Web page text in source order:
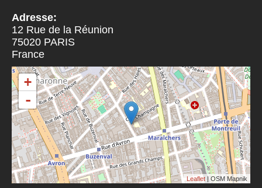
Adresse:
12 Rue de la Réunion
75020 PARIS
France
+
-
Leaflet | OSM Mapnik